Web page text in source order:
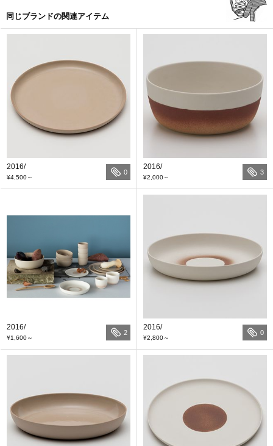
同じブランドの関連アイテム
2016/
¥4,500～
0
2016/
¥2,000～
3
2016/
¥1,600～
2
2016/
¥2,800～
0